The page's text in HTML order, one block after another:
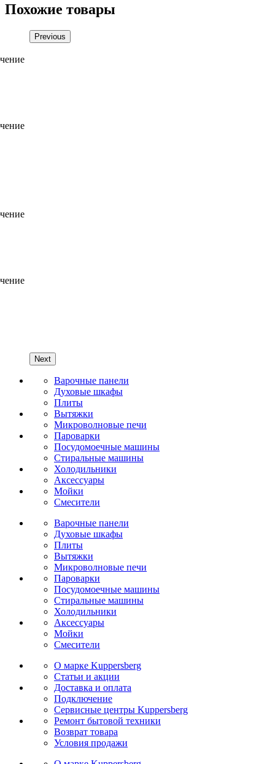
Похожие товары
Previous
Next
Варочные панели
Духовые шкафы
Плиты
Вытяжки
Микроволновые печи
Пароварки
Посудомоечные машины
Стиральные машины
Холодильники
Аксессуары
Мойки
Cмесители
Варочные панели
Духовые шкафы
Плиты
Вытяжки
Микроволновые печи
Пароварки
Посудомоечные машины
Стиральные машины
Холодильники
Аксессуары
Мойки
Cмесители
О марке Kuppersberg
Статьи и акции
Доставка и оплата
Подключение
Сервисные центры Kuppersberg
Ремонт бытовой техники
Возврат товара
Условия продажи